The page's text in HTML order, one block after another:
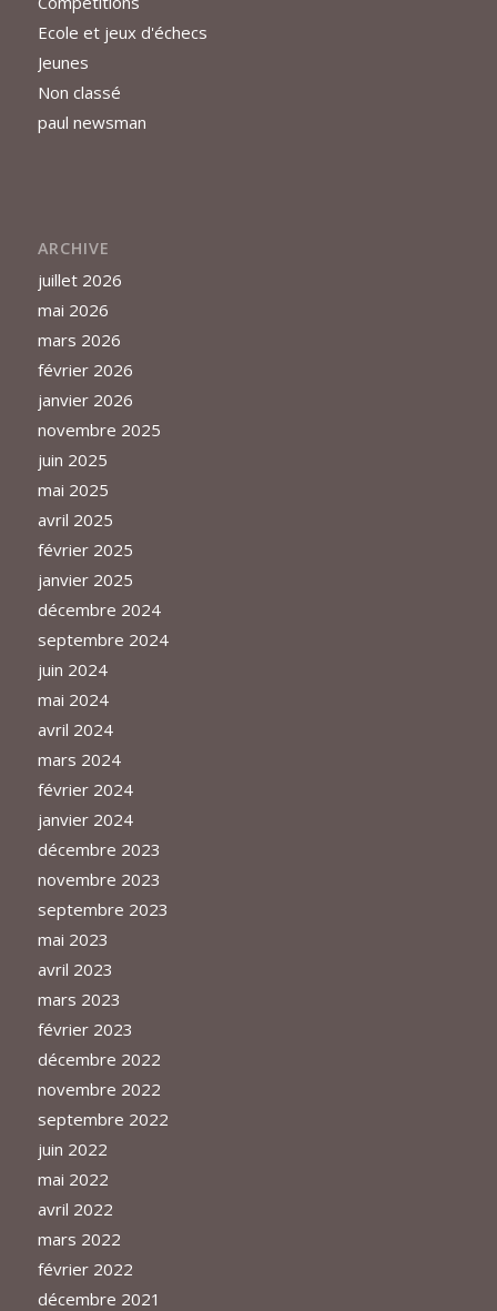
Ecole et jeux d'échecs
Jeunes
Non classé
paul newsman
ARCHIVE
juillet 2026
mai 2026
mars 2026
février 2026
janvier 2026
novembre 2025
juin 2025
mai 2025
avril 2025
février 2025
janvier 2025
décembre 2024
septembre 2024
juin 2024
mai 2024
avril 2024
mars 2024
février 2024
janvier 2024
décembre 2023
novembre 2023
septembre 2023
mai 2023
avril 2023
mars 2023
février 2023
décembre 2022
novembre 2022
septembre 2022
juin 2022
mai 2022
avril 2022
mars 2022
février 2022
décembre 2021